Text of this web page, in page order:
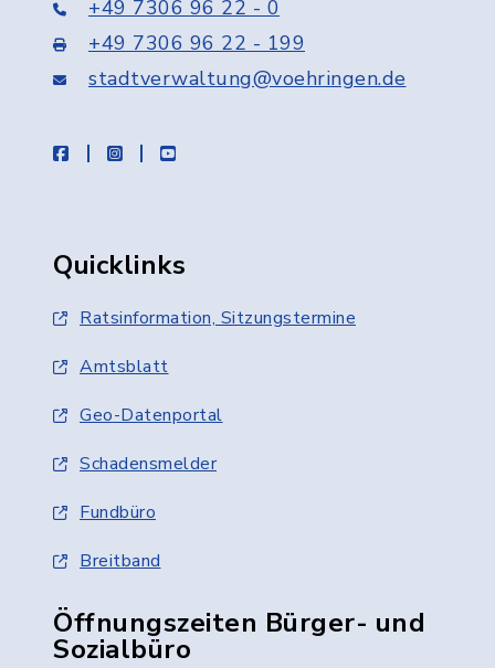
+49 7306 96 22 - 0
+49 7306 96 22 - 199
stadtverwaltung@voehringen.de
facebookinstagramyoutube
Quicklinks
Ratsinformation, Sitzungstermine
Amtsblatt
Geo-Datenportal
Schadensmelder
Fundbüro
Breitband
Öffnungszeiten Bürger- und
Sozialbüro